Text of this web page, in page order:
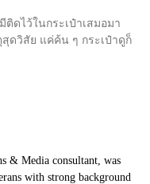
ติดไว้ในกระเป๋าเสมอมา
สุดวิสัย แค่ค้น ๆ กระเป๋าดูก็
& Media consultant, was
with strong background